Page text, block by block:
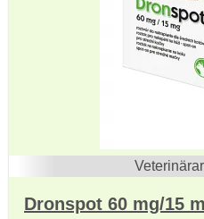
Dronspot 60 mg/15